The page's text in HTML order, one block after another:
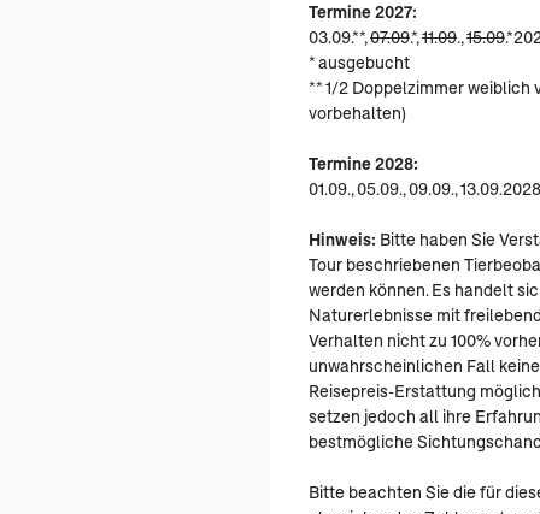
Termine 2027:
03.09.**,07.09.*,11.09.,15.09
* ausgebucht
** 1/2 Doppelzimmer
vorbehalten)
Termine 2028:
01.09., 05.09., 09.09.,
Hinweis: Bitte haben Sie
Tour beschriebenen
werden können. Es handelt
Naturerlebnisse mit
Verhalten nicht zu 100%
unwahrscheinlichen Fall
Reisepreis-Erstattung
setzen jedoch all ihre
bestmögliche
Bitte beachten Sie die für